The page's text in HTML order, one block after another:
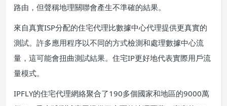
路由，但聲稱地理關聯會產生不準確的結果。
來自真實ISP分配的住宅代理比數據中心代理提供更真實的
測試。許多應用程序以不同的方式檢測和處理數據中心流
量，這可能會扭曲測試結果。住宅IP更好地代表實際用戶流
量模式。
IPFLY的住宅代理網絡聚合了190多個國家和地區的9000萬